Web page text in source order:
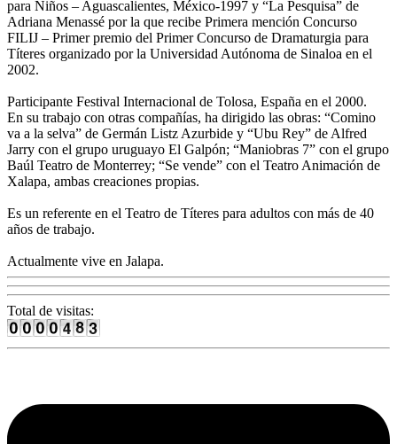
para Niños – Aguascalientes, México-1997 y “La Pesquisa” de
Adriana Menassé por la que recibe Primera mención Concurso
FILIJ – Primer premio del Primer Concurso de Dramaturgia para
Títeres organizado por la Universidad Autónoma de Sinaloa en el
2002.
Participante Festival Internacional de Tolosa, España en el 2000.
En su trabajo con otras compañías, ha dirigido las obras: “Comino
va a la selva” de Germán Listz Azurbide y “Ubu Rey” de Alfred
Jarry con el grupo uruguayo El Galpón; “Maniobras 7” con el grupo
Baúl Teatro de Monterrey; “Se vende” con el Teatro Animación de
Xalapa, ambas creaciones propias.
Es un referente en el Teatro de Títeres para adultos con más de 40
años de trabajo.
Actualmente vive en Jalapa.
Total de visitas: